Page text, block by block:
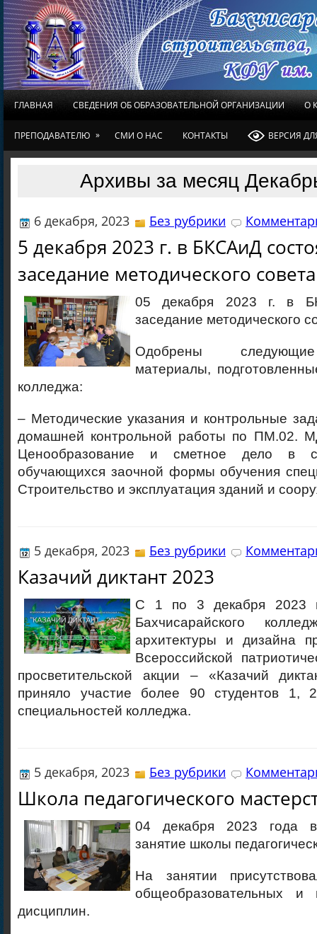
ГЛАВНАЯ СВЕДЕНИЯ ОБ ОБРАЗОВАТЕЛЬНОЙ ОРГАНИЗАЦИИ О
ПРЕПОДАВАТЕЛЮ » СМИ О НАС КОНТАКТЫ ВЕРСИЯ
Архивы за месяц
6 декабря, 2023 Без рубрики
5 декабря 2023 г. в БКСАиД
заседание методического
05 декабря 2023 г. в
заседание методического
Одобрены
материалы,
колледжа:
– Методические указания и контрольные
домашней контрольной работы по ПМ.02.
Ценообразование и сметное дело в
обучающихся заочной формы обучения
Строительство и эксплуатация зданий и
5 декабря, 2023 Без рубрики
Казачий диктант 2023
С 1 по 3 декабря 2023
Бахчисарайского
архитектуры и дизайна
Всероссийской
просветительской акции – «Казачий
приняло участие более 90 студентов 1,
специальностей колледжа.
5 декабря, 2023 Без рубрики
Школа педагогического
04 декабря 2023 года
занятие школы
На занятии
общеобразовательных и
дисциплин.